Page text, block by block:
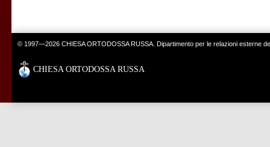
© 1997—2026 CHIESA ORTODOSSA RUSSA. Dipartimento per le relazioni esterne
CHIESA ORTODOSSA RUSSA